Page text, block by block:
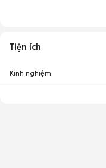
Tiện ích
Kinh nghiệm